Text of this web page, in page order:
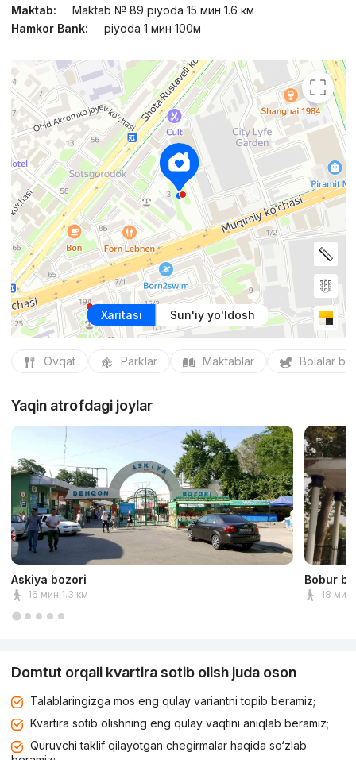
Maktab:
Maktab № 89 piyoda 15 мин 1.6 км
Hamkor Bank:
piyoda 1 мин 100м
Xaritasi Sun'iy yo'ldosh
Ovqat Parklar Maktablar Bolalar
Yaqin atrofdagi joylar
Askiya bozori
16 мин 1.3 км
Bobur
18 мин
Domtut orqali kvartira sotib olish juda oson
Talablaringizga mos eng qulay variantni topib beramiz;
Kvartira sotib olishning eng qulay vaqtini aniqlab beramiz;
Quruvchi taklif qilayotgan chegirmalar haqida so‘zlab